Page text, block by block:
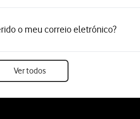
o meu correio eletrónico?
Ver todos